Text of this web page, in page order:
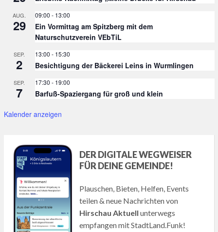
AUG.
29
09:00 - 13:00
Ein Vormittag am Spitzberg mit dem
Naturschutzverein VEbTiL
SEP.
2
13:00 - 15:30
Besichtigung der Bäckerei Leins in Wurmlingen
SEP.
7
17:30 - 19:00
Barfuß-Spaziergang für groß und klein
Kalender anzeigen
DER DIGITALE WEGWEISER
FÜR DEINE GEMEINDE!
Plauschen, Bieten, Helfen, Events
teilen & neue Nachrichten von
Hirschau Aktuell unterwegs
empfangen mit StadtLand.Funk!